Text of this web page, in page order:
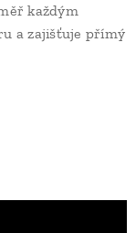
každým
a zajišťuje přímý